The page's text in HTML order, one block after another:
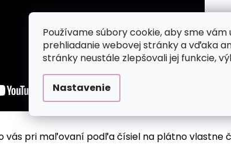
Používame súbory cookie, aby sme
prehliadanie webovej stránky a vďaka
stránky neustále zlepšovali jej funkcie,
Nastavenie
vás pri maľovaní podľa čísiel na plátno vlastne